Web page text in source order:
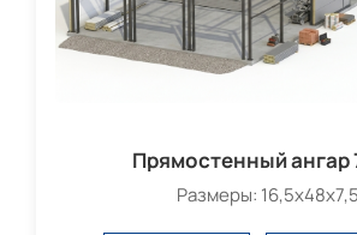
Прямостенный ангар
Размеры: 16,5х48х7,5